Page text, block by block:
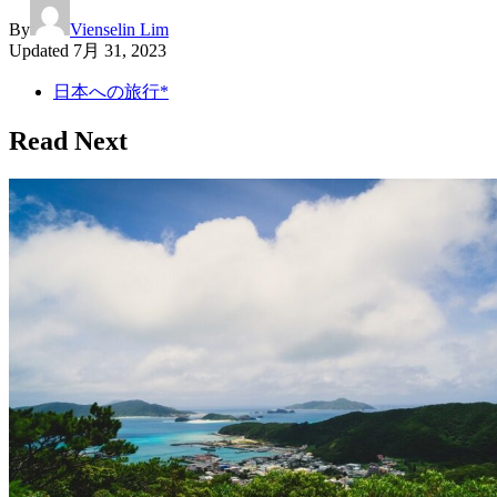
By
Vienselin Lim
Updated 7月 31, 2023
日本への旅行*
Read Next